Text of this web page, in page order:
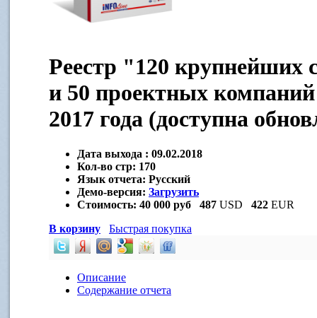
Реестр "120 крупнейших
и 50 проектных
2017 года (доступна
Дата выхода : 09.02.2018
Кол-во стр: 170
Язык отчета: Русский
Демо-версия: Загрузить
Стоимость: 40 000 руб 487 USD 422 EUR
В корзину
Быстрая покупка
Описание
Содержание отчета